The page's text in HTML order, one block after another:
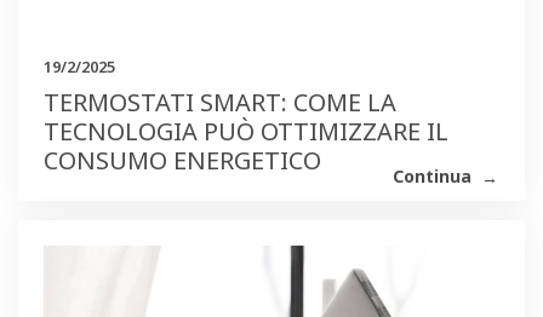
19/2/2025
TERMOSTATI SMART: COME LA
TECNOLOGIA PUÒ OTTIMIZZARE IL
CONSUMO ENERGETICO
Continua